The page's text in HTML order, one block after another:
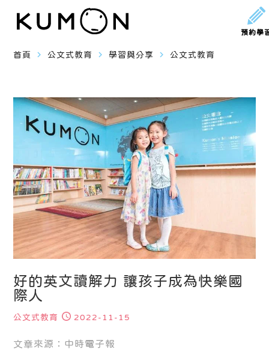
預約學
首頁 navigate_next 公文式教育 navigate_next 學習與分享 navigate_next 公文式教育
好的英文讀解力 讓孩子成為快樂國
際人
公文式教育 2022-11-15
文章來源：中時電子報